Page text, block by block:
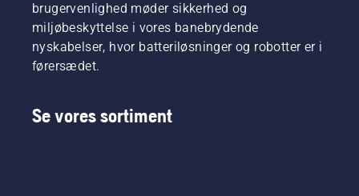
brugervenlighed møder sikkerhed og
miljøbeskyttelse i vores banebrydende
nyskabelser, hvor batteriløsninger og robotter er i
førersædet.
Se vores sortiment